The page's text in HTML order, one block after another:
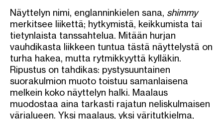
Näyttelyn nimi, englanninkielen sana, shimmy
merkitsee liikettä; hytkymistä, keikkumista tai
tietynlaista tanssahtelua. Mitään hurjan
vauhdikasta liikkeen tuntua tästä näyttelystä on
turha hakea, mutta rytmikkyyttä kylläkin.
Ripustus on tahdikas: pystysuuntainen
suorakulmion muoto toistuu samanlaisena
melkein koko näyttelyn halki. Maalaus
muodostaa aina tarkasti rajatun neliskulmaisen
värialueen. Yksi maalaus, yksi väritutkielma,